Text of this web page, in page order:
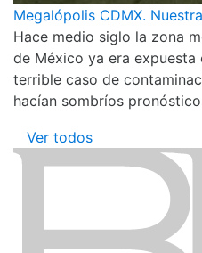
Megalópolis CDMX.
Hace medio siglo la zona
de México ya era expuesta
terrible caso de
hacían sombríos
Ver todos